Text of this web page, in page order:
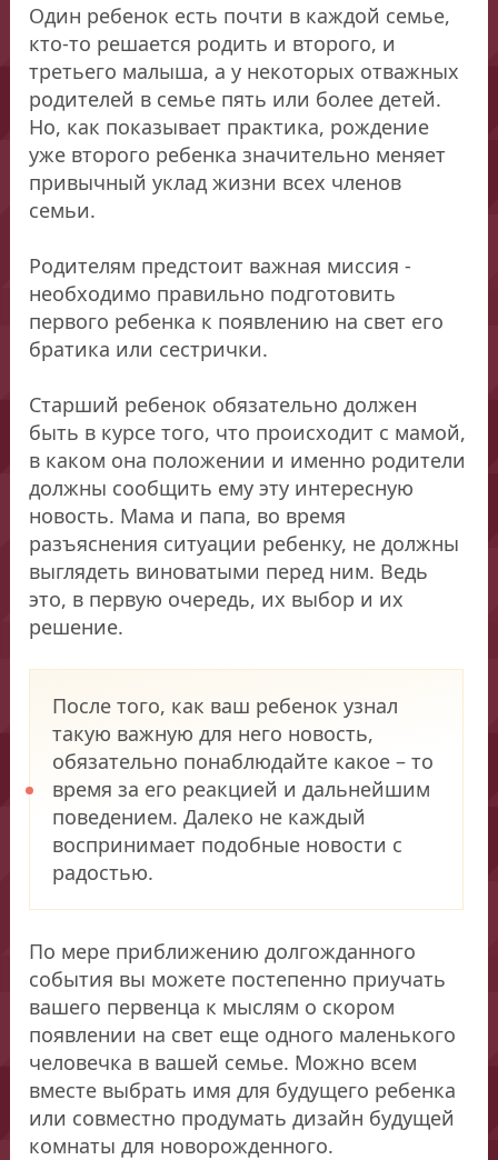
Один ребенок есть почти в каждой семье,
кто-то решается родить и второго, и
третьего малыша, а у некоторых отважных
родителей в семье пять или более детей.
Но, как показывает практика, рождение
уже второго ребенка значительно меняет
привычный уклад жизни всех членов
семьи.
Родителям предстоит важная миссия -
необходимо правильно подготовить
первого ребенка к появлению на свет его
братика или сестрички.
Старший ребенок обязательно должен
быть в курсе того, что происходит с мамой,
в каком она положении и именно родители
должны сообщить ему эту интересную
новость. Мама и папа, во время
разъяснения ситуации ребенку, не должны
выглядеть виноватыми перед ним. Ведь
это, в первую очередь, их выбор и их
решение.
После того, как ваш ребенок узнал
такую важную для него новость,
обязательно понаблюдайте какое – то
время за его реакцией и дальнейшим
поведением. Далеко не каждый
воспринимает подобные новости с
радостью.
По мере приближению долгожданного
события вы можете постепенно приучать
вашего первенца к мыслям о скором
появлении на свет еще одного маленького
человечка в вашей семье. Можно всем
вместе выбрать имя для будущего ребенка
или совместно продумать дизайн будущей
комнаты для новорожденного.